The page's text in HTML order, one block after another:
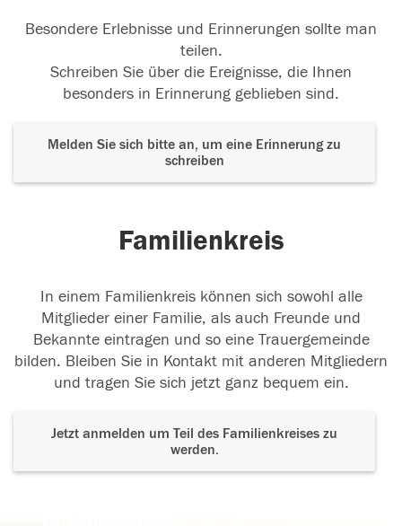
Besondere Erlebnisse und Erinnerungen sollte man
teilen.
Schreiben Sie über die Ereignisse, die Ihnen
besonders in Erinnerung geblieben sind.
Melden Sie sich bitte an, um eine Erinnerung zu
schreiben
Familienkreis
In einem Familienkreis können sich sowohl alle
Mitglieder einer Familie, als auch Freunde und
Bekannte eintragen und so eine Trauergemeinde
bilden. Bleiben Sie in Kontakt mit anderen Mitgliedern
und tragen Sie sich jetzt ganz bequem ein.
Jetzt anmelden um Teil des Familienkreises zu
werden.